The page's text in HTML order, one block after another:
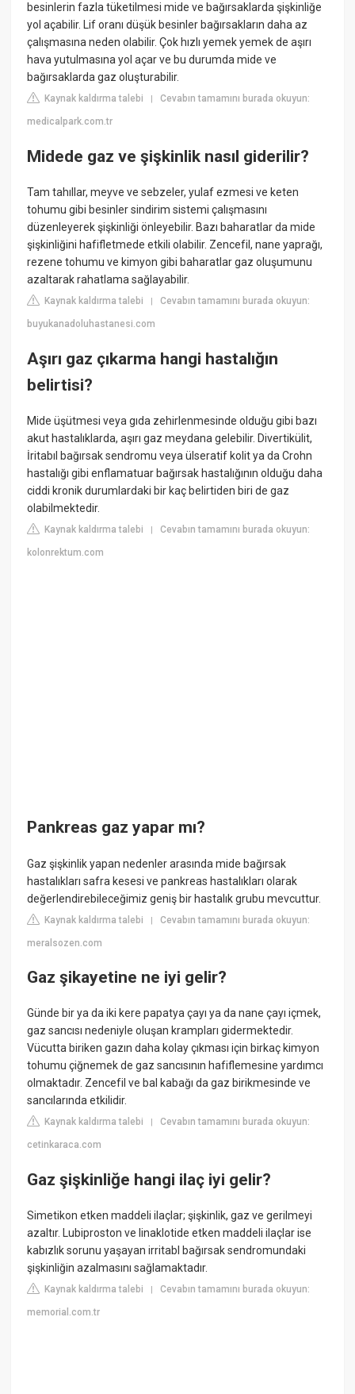
besinlerin fazla tüketilmesi mide ve bağırsaklarda şişkinliğe
yol açabilir. Lif oranı düşük besinler bağırsakların daha az
çalışmasına neden olabilir. Çok hızlı yemek yemek de aşırı
hava yutulmasına yol açar ve bu durumda mide ve
bağırsaklarda gaz oluşturabilir.
Kaynak kaldırma talebi |Cevabın tamamını burada okuyun:
medicalpark.com.tr
Midede gaz ve şişkinlik nasıl giderilir?
Tam tahıllar, meyve ve sebzeler, yulaf ezmesi ve keten
tohumu gibi besinler sindirim sistemi çalışmasını
düzenleyerek şişkinliği önleyebilir. Bazı baharatlar da mide
şişkinliğini hafifletmede etkili olabilir. Zencefil, nane yaprağı,
rezene tohumu ve kimyon gibi baharatlar gaz oluşumunu
azaltarak rahatlama sağlayabilir.
Kaynak kaldırma talebi |Cevabın tamamını burada okuyun:
buyukanadoluhastanesi.com
Aşırı gaz çıkarma hangi hastalığın
belirtisi?
Mide üşütmesi veya gıda zehirlenmesinde olduğu gibi bazı
akut hastalıklarda, aşırı gaz meydana gelebilir. Divertikülit,
İritabıl bağırsak sendromu veya ülseratif kolit ya da Crohn
hastalığı gibi enflamatuar bağırsak hastalığının olduğu daha
ciddi kronik durumlardaki bir kaç belirtiden biri de gaz
olabilmektedir.
Kaynak kaldırma talebi |Cevabın tamamını burada okuyun:
kolonrektum.com
Pankreas gaz yapar mı?
Gaz şişkinlik yapan nedenler arasında mide bağırsak
hastalıkları safra kesesi ve pankreas hastalıkları olarak
değerlendirebileceğimiz geniş bir hastalık grubu mevcuttur.
Kaynak kaldırma talebi |Cevabın tamamını burada okuyun:
meralsozen.com
Gaz şikayetine ne iyi gelir?
Günde bir ya da iki kere papatya çayı ya da nane çayı içmek,
gaz sancısı nedeniyle oluşan krampları gidermektedir.
Vücutta biriken gazın daha kolay çıkması için birkaç kimyon
tohumu çiğnemek de gaz sancısının hafiflemesine yardımcı
olmaktadır. Zencefil ve bal kabağı da gaz birikmesinde ve
sancılarında etkilidir.
Kaynak kaldırma talebi |Cevabın tamamını burada okuyun:
cetinkaraca.com
Gaz şişkinliğe hangi ilaç iyi gelir?
Simetikon etken maddeli ilaçlar; şişkinlik, gaz ve gerilmeyi
azaltır. Lubiproston ve linaklotide etken maddeli ilaçlar ise
kabızlık sorunu yaşayan irritabl bağırsak sendromundaki
şişkinliğin azalmasını sağlamaktadır.
Kaynak kaldırma talebi |Cevabın tamamını burada okuyun:
memorial.com.tr